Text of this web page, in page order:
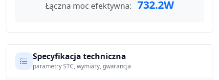
Łączna moc efektywna: 732.2W
Specyfikacja techniczna
parametry STC, wymiary, gwarancja